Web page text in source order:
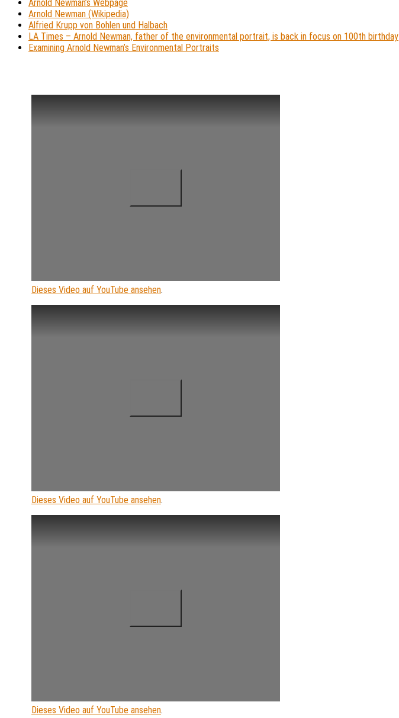
Arnold Newman’s Webpage
Arnold Newman (Wikipedia)
Alfried Krupp von Bohlen und Halbach
LA Times – Arnold Newman, father of the environmental portrait, is back in focus on 100th birthday
Examining Arnold Newman’s Environmental Portraits
Dieses Video auf YouTube ansehen.
Dieses Video auf YouTube ansehen.
Dieses Video auf YouTube ansehen.